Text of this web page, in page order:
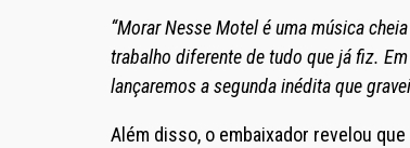
“Morar Nesse Motel é uma música
trabalho diferente de tudo que já fiz.
lançaremos a segunda inédita que
Além disso, o embaixador revelou